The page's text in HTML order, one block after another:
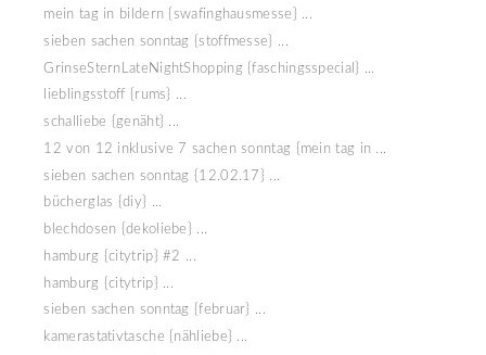
mein tag in bildern {swafinghausmesse} ...
sieben sachen sonntag {stoffmesse} ...
GrinseSternLateNightShopping {faschingsspecial} ...
lieblingsstoff {rums} ...
schalliebe {genäht} ...
12 von 12 inklusive 7 sachen sonntag {mein tag in ...
sieben sachen sonntag {12.02.17} ...
bücherglas {diy} ...
blechdosen {dekoliebe} ...
hamburg {citytrip} #2 ...
hamburg {citytrip} ...
sieben sachen sonntag {februar} ...
kamerastativtasche {nähliebe} ...